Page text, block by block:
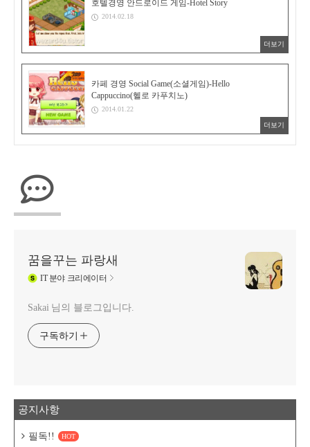
호텔경영 안드로이드 게임-Hotel Story
2014.02.18
더보기
카페 경영 Social Game(소셜게임)-Hello
Cappuccino(헬로 카푸치노)
2014.01.22
더보기
꿈을꾸는 파랑새
IT분야 크리에이터
Sakai 님의 블로그입니다.
구독하기
공지사항
필독!! HOT